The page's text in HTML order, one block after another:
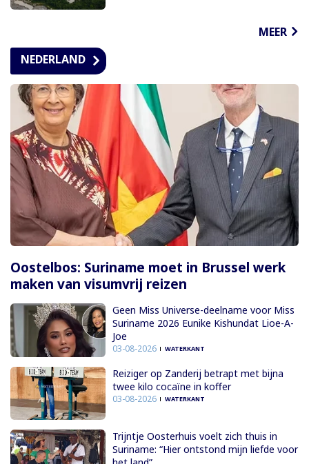
MEER
NEDERLAND
Oostelbos: Suriname moet in Brussel werk
maken van visumvrij reizen
Geen Miss Universe-deelname voor Miss
Suriname 2026 Eunike Kishundat Lioe-A-
Joe
03-08-2026 WATERKANT
Reiziger op Zanderij betrapt met bijna
twee kilo cocaïne in koffer
03-08-2026 WATERKANT
Trijntje Oosterhuis voelt zich thuis in
Suriname: “Hier ontstond mijn liefde voor